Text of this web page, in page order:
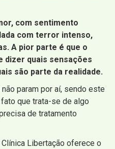
com sentimento
com terror intenso,
A pior parte é que o
dizer quais sensações
são parte da realidade.
param por aí, sendo este
que trata-se de algo
de tratamento
Libertação oferece o